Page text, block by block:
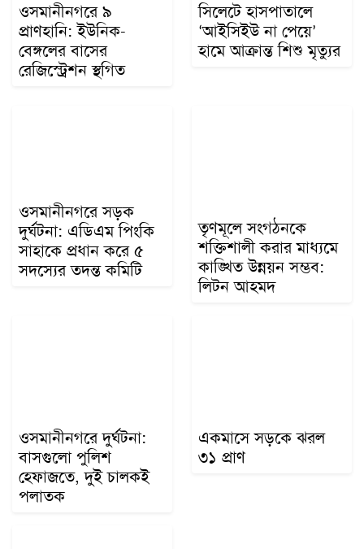
ওসমানীনগরে ৯
প্রাণহানি: ইউনিক-
বেঙ্গলের বাসের
রেজিস্ট্রেশন স্থগিত
সিলেটে হাসপাতালে
‘আইসিইউ না পেয়ে’
হামে আক্রান্ত শিশু মৃত্যুর
ওসমানীনগরে সড়ক
দুর্ঘটনা: এডিএম পিংকি
সাহাকে প্রধান করে ৫
সদস্যের তদন্ত কমিটি
তৃণমূলে সংগঠনকে
শক্তিশালী করার মাধ্যমে
কাঙ্খিত উন্নয়ন সম্ভব:
লিটন আহমদ
ওসমানীনগরে দুর্ঘটনা:
বাসগুলো পুলিশ
হেফাজতে, দুই চালকই
পলাতক
একমাসে সড়কে ঝরল
৩১ প্রাণ